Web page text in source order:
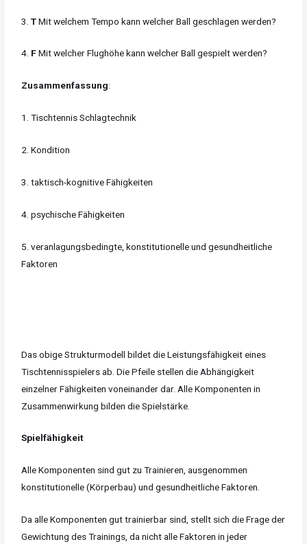
3.TMit welchem Tempo kann welcher Ball geschlagen werden?
4. FMit welcher Flughöhe kann welcher Ball gespielt werden?
Zusammenfassung:
1. Tischtennis Schlagtechnik
2. Kondition
3. taktisch-kognitive Fähigkeiten
4. psychische Fähigkeiten
5. veranlagungsbedingte, konstitutionelle und gesundheitliche
Faktoren
Das obige Strukturmodell bildet die Leistungsfähigkeit eines
Tischtennisspielers ab. Die Pfeile stellen die Abhängigkeit
einzelner Fähigkeiten voneinander dar. Alle Komponenten in
Zusammenwirkung bilden die Spielstärke.
Spielfähigkeit
Alle Komponenten sind gut zu Trainieren, ausgenommen
konstitutionelle (Körperbau) und gesundheitliche Faktoren.
Da alle Komponenten gut trainierbar sind, stellt sich die Frage der
Gewichtung des Trainings, da nicht alle Faktoren in jeder